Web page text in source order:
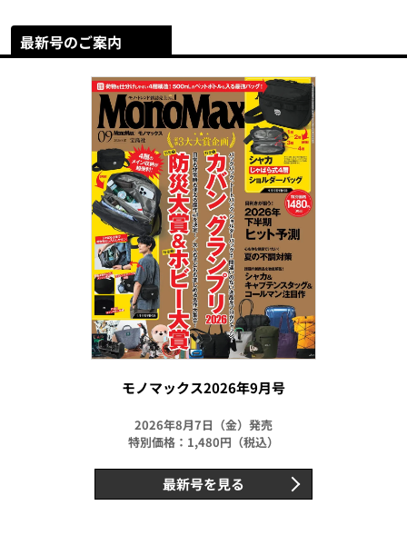
最新号のご案内
モノマックス2026年9月号
2026年8月7日（金）発売
特別価格：1,480円（税込）
最新号を見る